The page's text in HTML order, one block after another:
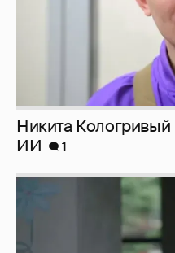
Певица Глюкоза
эротического